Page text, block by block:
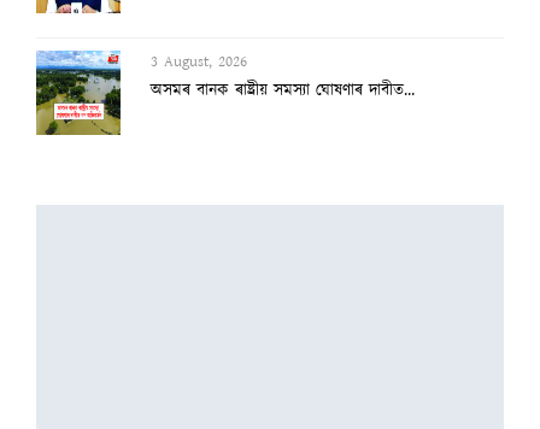
3 August, 2026
অসমৰ বানক ৰাষ্ট্ৰীয় সমস্যা ঘোষণাৰ দাবীত...
বানাক্ৰান্তক ১০ লাখ টকাকৈ নিদিলে মুখ্যমন...